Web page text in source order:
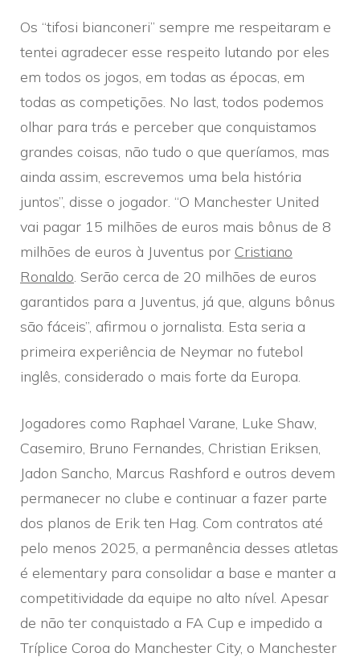
Os “tifosi bianconeri” sempre me respeitaram e
tentei agradecer esse respeito lutando por eles
em todos os jogos, em todas as épocas, em
todas as competições. No last, todos podemos
olhar para trás e perceber que conquistamos
grandes coisas, não tudo o que queríamos, mas
ainda assim, escrevemos uma bela história
juntos”, disse o jogador. “O Manchester United
vai pagar 15 milhões de euros mais bônus de 8
milhões de euros à Juventus por Cristiano
Ronaldo. Serão cerca de 20 milhões de euros
garantidos para a Juventus, já que, alguns bônus
são fáceis”, afirmou o jornalista. Esta seria a
primeira experiência de Neymar no futebol
inglês, considerado o mais forte da Europa.
Jogadores como Raphael Varane, Luke Shaw,
Casemiro, Bruno Fernandes, Christian Eriksen,
Jadon Sancho, Marcus Rashford e outros devem
permanecer no clube e continuar a fazer parte
dos planos de Erik ten Hag. Com contratos até
pelo menos 2025, a permanência desses atletas
é elementary para consolidar a base e manter a
competitividade da equipe no alto nível. Apesar
de não ter conquistado a FA Cup e impedido a
Tríplice Coroa do Manchester City, o Manchester